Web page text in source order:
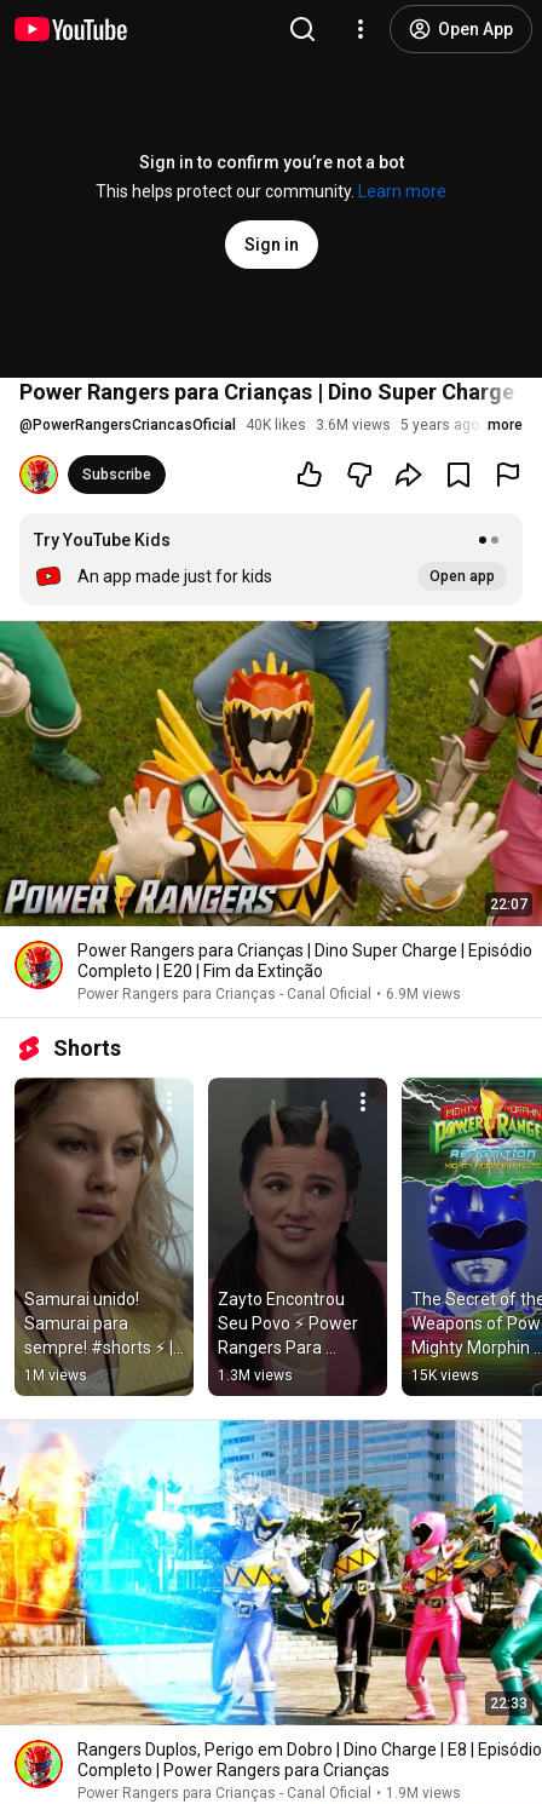
Open App
Sign in to confirm you’re not a bot
This helps protect our community.
Learn more
Sign in
Power Rangers para Crianças | Dino Super Charge
@ PowerRangersCriancasOficial 40K likes 3.6M views 5 years ago more
Subscribe
Try YouTube Kids
An app made just for kids
Open app
22:07
Power Rangers para Crianças | Dino Super Charge | Episódio
Completo | E20 | Fim da Extinção
Power Rangers para Crianças - Canal Oficial • 6.9M views
Shorts
Samurai unido!
Samurai para
sempre! #shorts ⚡️ |
Power Rangers para
Crianças
1M views
Zayto Encontrou
Seu Povo ⚡ Power
Rangers Para
Crianças
1.3M views
The Secret of
Weapons of
Mighty Morphin
Minute | Re-
Power Rangers
Kids
15K views
22:33
Rangers Duplos, Perigo em Dobro | Dino Charge | E8 | Episódio
Completo | Power Rangers para Crianças
Power Rangers para Crianças - Canal Oficial • 1.9M views